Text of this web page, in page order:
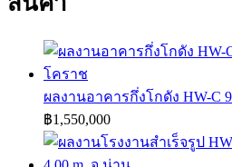
ผลงานอาคารกึ่งโกดัง HW-C
฿1,550,000